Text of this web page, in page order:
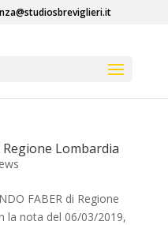
Regione Lombardia
FABER di Regione
la nota del 06/03/2019,